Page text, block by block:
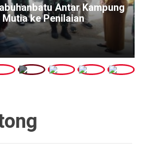
Antar Kampung
ke Penilaian